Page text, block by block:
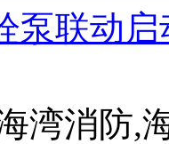
泵联动
湾消防,